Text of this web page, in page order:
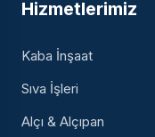
Hizmetlerimiz
Kaba İnşaat
Sıva İşleri
Alçı & Alçıpan